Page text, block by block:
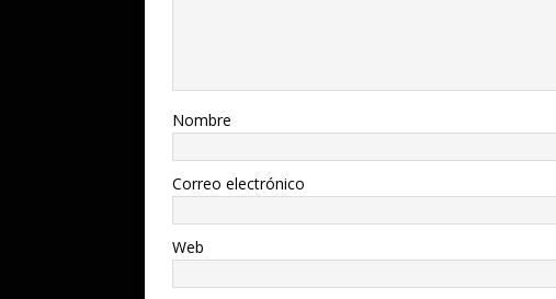
Nombre
Correo electrónico
Web